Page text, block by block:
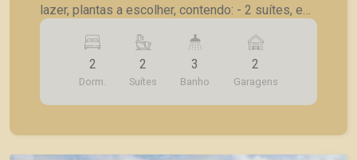
lazer, plantas a escolher, contendo: - 2 suítes, e
lavabo ou 1 suíte, sala ampliada e lavabo ou 2
dormitórios sendo 1 suíte e lavabo; - Sala 02
ambientes; - Cozinha; - Lavanderia; - Varanda; -
Laje técnica; - 2 vagas de garagem . - Fotos do
decorado. * Entrega prevista para Outubro de
2
Dorm.
2
Suítes
3
Banho
2
Garagens